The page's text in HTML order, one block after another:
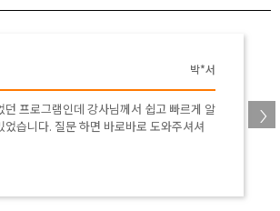
초를 잘 잡아주는 강의를 해주셔서 감사합니다